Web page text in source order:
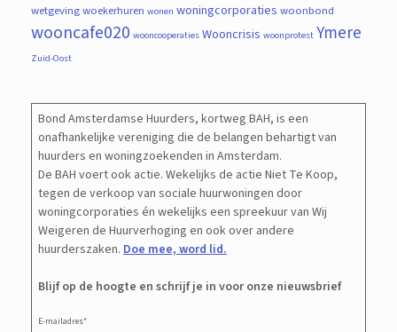
wetgevingwoekerhuren wonen woningcorporaties woonbond
wooncafe020 wooncooperaties Wooncrisis woonprotest Ymere
Zuid-Oost
Bond Amsterdamse Huurders, kortweg BAH, is een
onafhankelijke vereniging die de belangen behartigt van
huurders en woningzoekenden in Amsterdam.
De BAH voert ook actie. Wekelijks de actie Niet Te Koop,
tegen de verkoop van sociale huurwoningen door
woningcorporaties én wekelijks een spreekuur van Wij
Weigeren de Huurverhoging en ook over andere
huurderszaken. Doe mee, word lid.
Blijf op de hoogte en schrijf je in voor onze nieuwsbrief
E-mailadres*